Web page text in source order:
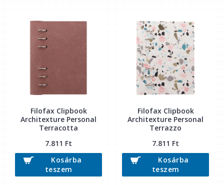
Filofax Clipbook
Architexture Personal
Terracotta
7.811 Ft
Kosárba
teszem
Filofax Clipbook
Architexture Personal
Terrazzo
7.811 Ft
Kosárba
teszem